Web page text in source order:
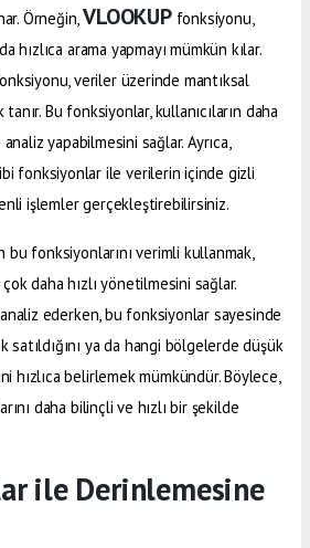
Örneğin,VLOOKUPfonksiyonu,
hızlıca arama yapmayı mümkün kılar.
veriler üzerinde mantıksal
Bu fonksiyonlar, kullanıcıların daha
yapabilmesini sağlar. Ayrıca,
fonksiyonlar ile verilerin içinde gizli
işlemler gerçekleştirebilirsiniz.
bu fonksiyonlarını verimli kullanmak,
daha hızlı yönetilmesini sağlar.
ederken, bu fonksiyonlar sayesinde
ya da hangi bölgelerde düşük
hızlıca belirlemek mümkündür. Böylece,
daha bilinçli ve hızlı bir şekilde
ile Derinlemesine